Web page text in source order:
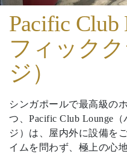
Pacific Club
フィック
ジ）
シンガポールで最高級の
つ、Pacific Club Lounge
ジ）は、屋内外に設備を
イムを問わず、極上の心